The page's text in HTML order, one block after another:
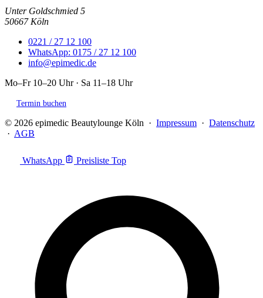
Unter Goldschmied 5
50667 Köln
0221 / 27 12 100
WhatsApp: 0175 / 27 12 100
info@epimedic.de
Mo–Fr 10–20 Uhr · Sa 11–18 Uhr
Termin buchen
© 2026 epimedic Beautylounge Köln · Impressum · Datenschutz
· AGB
WhatsApp Preisliste Top